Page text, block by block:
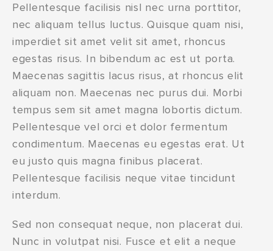
Pellentesque facilisis nisl nec urna porttitor,
nec aliquam tellus luctus. Quisque quam nisi,
imperdiet sit amet velit sit amet, rhoncus
egestas risus. In bibendum ac est ut porta.
Maecenas sagittis lacus risus, at rhoncus elit
aliquam non. Maecenas nec purus dui. Morbi
tempus sem sit amet magna lobortis dictum.
Pellentesque vel orci et dolor fermentum
condimentum. Maecenas eu egestas erat. Ut
eu justo quis magna finibus placerat.
Pellentesque facilisis neque vitae tincidunt
interdum.
Sed non consequat neque, non placerat dui.
Nunc in volutpat nisi. Fusce et elit a neque